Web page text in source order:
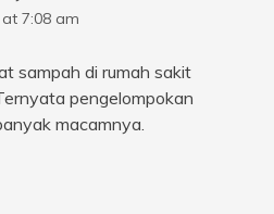
7:08 am
sampah di rumah sakit
pengelompokan
macamnya.